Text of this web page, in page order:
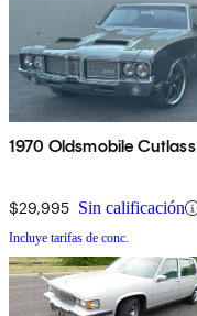
1970 Oldsmobile Cutlass
$29,995 Sin calificación
Incluye tarifas de conc.